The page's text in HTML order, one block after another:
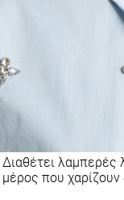
Διαθέτει λαμπερές
μέρος που χαρίζουν